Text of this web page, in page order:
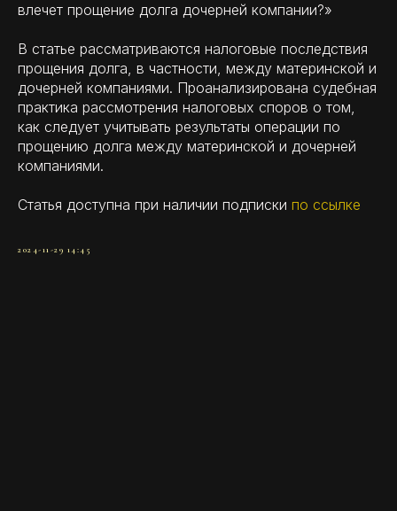
влечет прощение долга дочерней компании?»
В статье рассматриваются налоговые последствия
прощения долга, в частности, между материнской и
дочерней компаниями. Проанализирована судебная
практика рассмотрения налоговых споров о том,
как следует учитывать результаты операции по
прощению долга между материнской и дочерней
компаниями.
Статья доступна при наличии подписки по ссылке
2024-11-29 14:45